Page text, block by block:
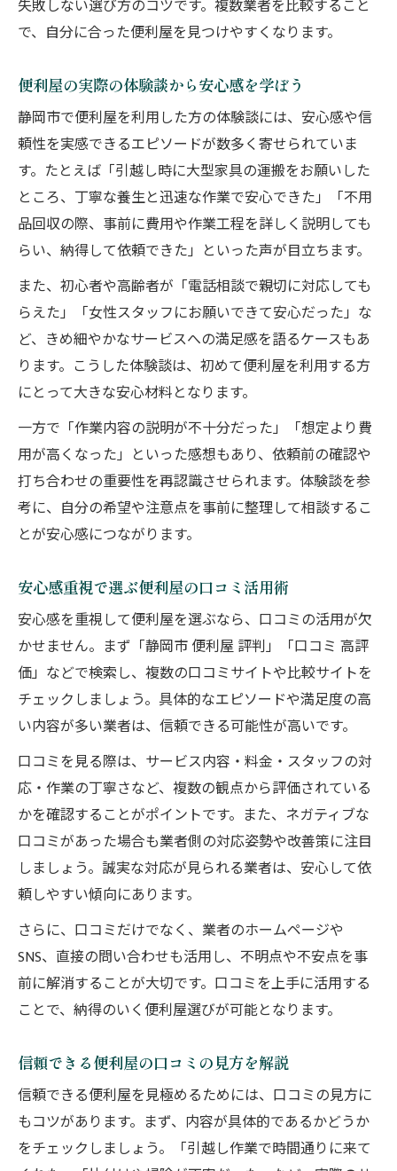
失敗しない選び方のコツです。複数業者を比較すること
で、自分に合った便利屋を見つけやすくなります。
便利屋の実際の体験談から安心感を学ぼう
静岡市で便利屋を利用した方の体験談には、安心感や信
頼性を実感できるエピソードが数多く寄せられていま
す。たとえば「引越し時に大型家具の運搬をお願いした
ところ、丁寧な養生と迅速な作業で安心できた」「不用
品回収の際、事前に費用や作業工程を詳しく説明しても
らい、納得して依頼できた」といった声が目立ちます。
また、初心者や高齢者が「電話相談で親切に対応しても
らえた」「女性スタッフにお願いできて安心だった」な
ど、きめ細やかなサービスへの満足感を語るケースもあ
ります。こうした体験談は、初めて便利屋を利用する方
にとって大きな安心材料となります。
一方で「作業内容の説明が不十分だった」「想定より費
用が高くなった」といった感想もあり、依頼前の確認や
打ち合わせの重要性を再認識させられます。体験談を参
考に、自分の希望や注意点を事前に整理して相談するこ
とが安心感につながります。
安心感重視で選ぶ便利屋の口コミ活用術
安心感を重視して便利屋を選ぶなら、口コミの活用が欠
かせません。まず「静岡市 便利屋 評判」「口コミ 高評
価」などで検索し、複数の口コミサイトや比較サイトを
チェックしましょう。具体的なエピソードや満足度の高
い内容が多い業者は、信頼できる可能性が高いです。
口コミを見る際は、サービス内容・料金・スタッフの対
応・作業の丁寧さなど、複数の観点から評価されている
かを確認することがポイントです。また、ネガティブな
口コミがあった場合も業者側の対応姿勢や改善策に注目
しましょう。誠実な対応が見られる業者は、安心して依
頼しやすい傾向にあります。
さらに、口コミだけでなく、業者のホームページや
SNS、直接の問い合わせも活用し、不明点や不安点を事
前に解消することが大切です。口コミを上手に活用する
ことで、納得のいく便利屋選びが可能となります。
信頼できる便利屋の口コミの見方を解説
信頼できる便利屋を見極めるためには、口コミの見方に
もコツがあります。まず、内容が具体的であるかどうか
をチェックしましょう。「引越し作業で時間通りに来て